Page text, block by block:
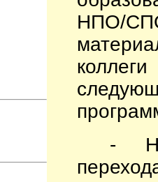
НПО/
-